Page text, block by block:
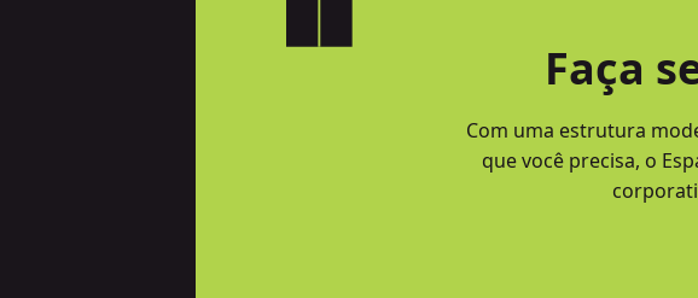
Faça
Com uma estrutura
que você precisa, o